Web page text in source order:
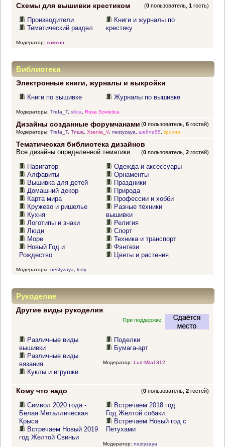
Схемы для вышивки крестиком (0 пользователь,1 гость)
Производители
Тематический раздел
Книги и журналы по
крестику
Модератор: помпон
Библиотека
Электронные книги, журналы и выкройки
Книги по вышивке Журналы по вышивке
Модераторы: Trefa_T, silica Rusa Sovietica
Дизайны созданные форумчанами (0 пользователь,6 гостей)
Модераторы: Trefa_T, Тиша, Xsenia_V, nestyzaya, шейла55, крохин
Тематическая библиотека дизайнов
(0 пользователь,2 гостей)
Все дизайны определенной тематики
Навигатор
Алфавиты
Вышивка для детей
Домашний декор
Карта мира
Кружево и ришелье
Кухня
Логотипы и знаки
Люди
Море
Новый Год и
Рождество
Одежда и аксессуары
Орнаменты
Праздники
Природа
Профессии и хобби
Разные техники
вышивки
Религия
Спорт
Техника и транспорт
Фэнтези
Цветы и растения
Модераторы: nestyzaya ledy
Рукоделие
Другие виды рукоделия
При поддержке:
Различные виды
вышивки
Различные виды
вязания
Куклы и игрушки
Поделки
Бумага-арт
Модератор: Lud-Mila1312
Кому что надо (0 пользователь,2 гостей)
Символ 2020 года -
Белая Металлическая
Крыса
Встречаем Новый 2019
год Желтой Свиньи
Встречаем 2018 год.
Год Желтой собаки.
Встречаем Новый год с
Петухами
Модератор: nestyzaya